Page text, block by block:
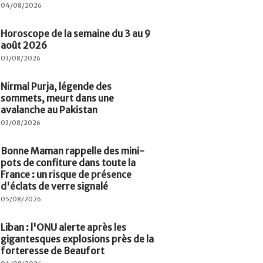
04/08/2026
Horoscope de la semaine du 3 au 9
août 2026
03/08/2026
Nirmal Purja, légende des
sommets, meurt dans une
avalanche au Pakistan
03/08/2026
Bonne Maman rappelle des mini-
pots de confiture dans toute la
France : un risque de présence
d'éclats de verre signalé
05/08/2026
Liban : l'ONU alerte après les
gigantesques explosions près de la
forteresse de Beaufort